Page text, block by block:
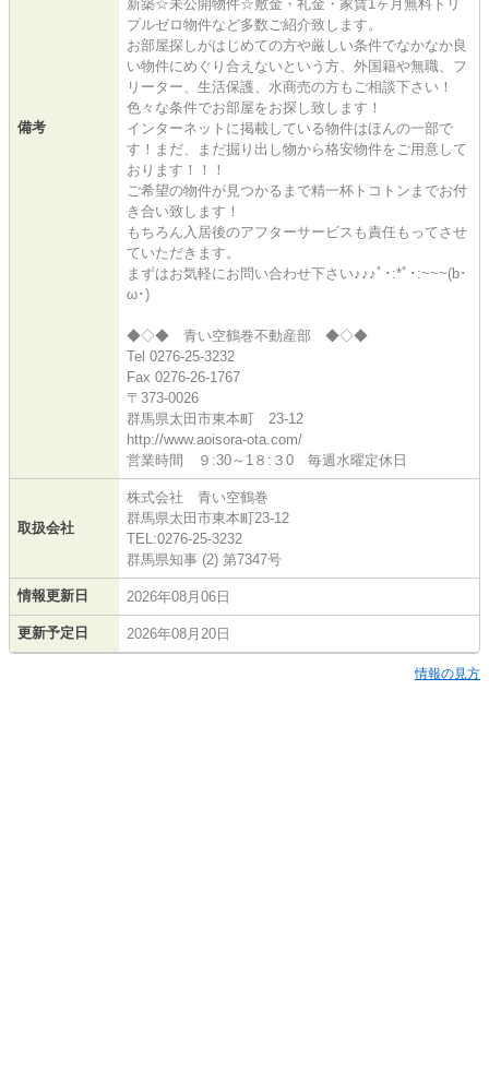
備考
新築☆未公開物件☆敷金・礼金・家賃1ヶ月無料トリ
プルゼロ物件など多数ご紹介致します。
お部屋探しがはじめての方や厳しい条件でなかなか良
い物件にめぐり合えないという方、外国籍や無職、フ
リーター、生活保護、水商売の方もご相談下さい！
色々な条件でお部屋をお探し致します！
インターネットに掲載している物件はほんの一部で
す！まだ、まだ掘り出し物から格安物件をご用意して
おります！！！
ご希望の物件が見つかるまで精一杯トコトンまでお付
き合い致します！
もちろん入居後のアフターサービスも責任もってさせ
ていただきます。
まずはお気軽にお問い合わせ下さい♪♪♪ﾟ･:*ﾟ･:~~~(b･
ω･)
◆◇◆ 青い空鶴巻不動産部 ◆◇◆
Tel 0276-25-3232
Fax 0276-26-1767
〒373-0026
群馬県太田市東本町 23-12
http://www.aoisora-ota.com/
営業時間 ９:30～1８:３0 毎週水曜定休日
取扱会社
株式会社 青い空鶴巻
群馬県太田市東本町23-12
TEL:0276-25-3232
群馬県知事 (2) 第7347号
情報更新日 2026年08月06日
更新予定日 2026年08月20日
情報の見方